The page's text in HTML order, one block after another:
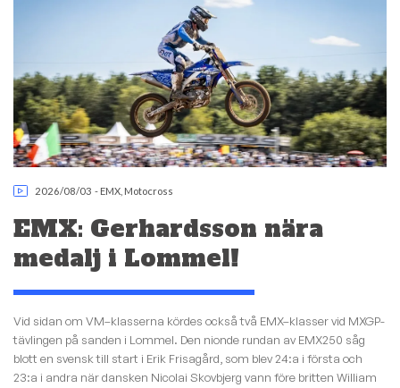
2026/08/03 - EMX Motocross
EMX: Gerhardsson nära
medalj i Lommel!
Vid sidan om VM–klasserna kördes också två EMX–klasser vid MXGP-
tävlingen på sanden i Lommel. Den nionde rundan av EMX250 såg
blott en svensk till start i Erik Frisagård, som blev 24:a i första och
23:a i andra när dansken Nicolai Skovbjerg vann före britten William